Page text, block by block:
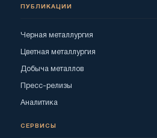
ПУБЛИКАЦИИ
Черная металлургия
Цветная металлургия
Добыча металлов
Пресс-релизы
Аналитика
СЕРВИСЫ